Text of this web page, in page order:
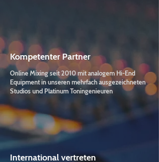
Kompetenter Partner
Online Mixing seit 2010 mit analogem Hi-End
Equipment in unseren mehrfach ausgezeichneten
Studios und Platinum Toningenieuren
International vertreten